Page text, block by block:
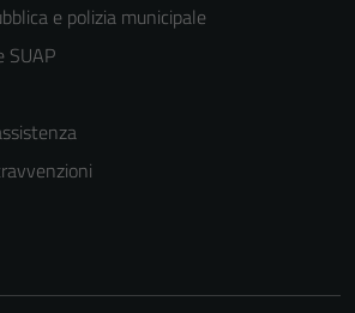
e polizia municipale
SUAP